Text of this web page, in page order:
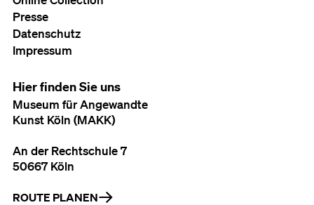
Presse
Datenschutz
Impressum
Hier finden Sie uns
Museum für Angewandte
Kunst Köln (MAKK)
An der Rechtschule 7
50667 Köln
ROUTE PLANEN